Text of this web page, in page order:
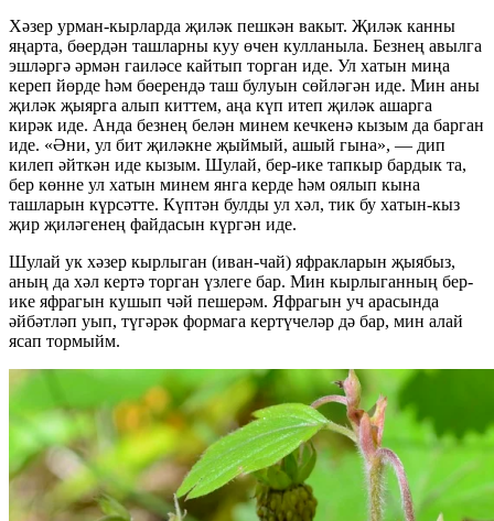
Хәзер урман-кырларда җиләк пешкән вакыт. Җиләк канны
яңарта, бөердән ташларны куу өчен кулланыла. Безнең авылга
эшләргә әрмән гаиләсе кайтып торган иде. Ул хатын миңа
кереп йөрде һәм бөерендә таш булуын сөйләгән иде. Мин аны
җиләк җыярга алып киттем, аңа күп итеп җиләк ашарга
кирәк иде. Анда безнең белән минем кечкенә кызым да барган
иде. «Әни, ул бит җиләкне җыймый, ашый гына», — дип
килеп әйткән иде кызым. Шулай, бер-ике тапкыр бардык та,
бер көнне ул хатын минем янга керде һәм оялып кына
ташларын күрсәтте. Күптән булды ул хәл, тик бу хатын-кыз
җир җиләгенең файдасын күргән иде.
Шулай ук хәзер кырлыган (иван-чай) яфракларын җыябыз,
аның да хәл кертә торган үзлеге бар. Мин кырлыганның бер-
ике яфрагын кушып чәй пешерәм. Яфрагын уч арасында
әйбәтләп уып, түгәрәк формага кертүчеләр дә бар, мин алай
ясап тормыйм.